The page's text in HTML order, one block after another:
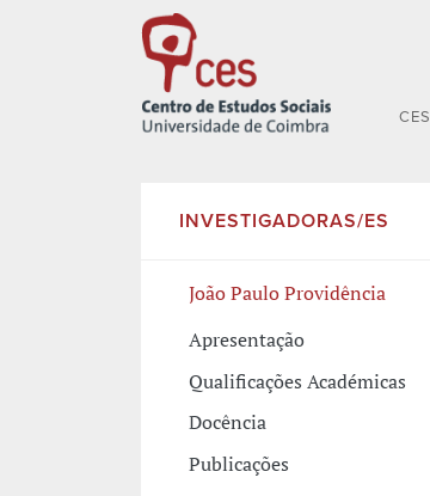
CES
INVESTIGADORAS/ES
João Paulo Providência
Apresentação
Qualificações Académicas
Docência
Publicações